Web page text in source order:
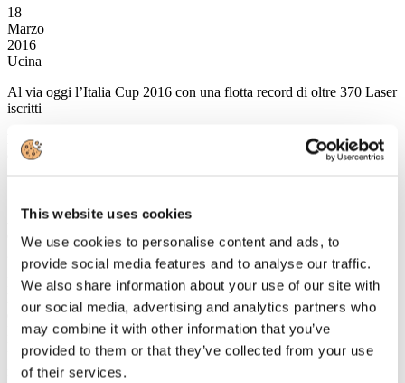
This website uses cookies
We use cookies to personalise content and ads, to
provide social media features and to analyse our traffic.
We also share information about your use of our site with
our social media, advertising and analytics partners who
may combine it with other information that you’ve
provided to them or that they’ve collected from your use
of their services.
18
Marzo
2016
Ucina
Al via oggi l’Italia Cup 2016 con una flotta record di oltre 370 Laser
iscritti
La regata è organizzata da Yacht Club Italiano in
collaborazione con le società veliche genovesi e con la società I
Al via oggi l’Italia Cup 2016, la regata nazionale che partirà alle 14
dallo specchio acqueo antistante il Lido di Albaro e proseguirà nelle
giornate di sabato 19 e domenica 20 marzo.
La manifestazione è stata organizzata grazie alla collaborazione tra
lo storico Yacht Club Italiano e I Saloni Nautici, società partecipata
da UCINA Confindustria Nautica e organizzatrice del Salone
Nautico di Genova, prima manifestazione nautica del Mediterraneo.
La regata è frutto della cooperazione tra i due enti e i circoli velici
genovesi che nell’area della nuova darsena gestita da I Saloni
Nautici portano già avanti un’attività continuativa di promozione